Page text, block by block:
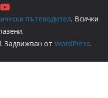
пътеводител. Всички
Задвижван от WordPress.